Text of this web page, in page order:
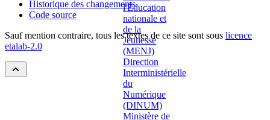
Historique des changements
Code source
Sauf mention contraire, tous les textes de ce site sont sous licence
etalab-2.0